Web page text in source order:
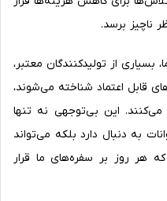
ناچیز برسد.
از تولیدکنندگان معتبر،
قابل اعتماد شناخته می‌شوند،
این بی‌توجهی نه تنها
به دنبال دارد بلکه می‌تواند
هر روز بر سفره‌های ما قرار